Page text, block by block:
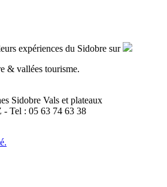
expériences du Sidobre sur
& vallées tourisme.
Sidobre Vals et plateaux
Tel : 05 63 74 63 38